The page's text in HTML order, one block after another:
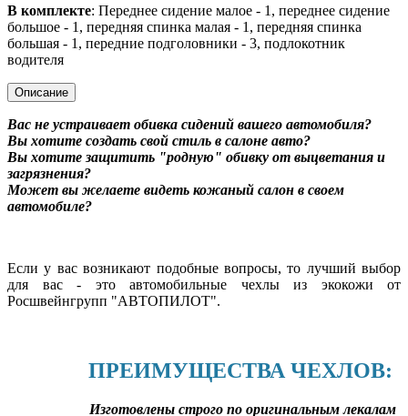
В комплекте: Переднее сидение малое - 1, переднее сидение
большое - 1, передняя спинка малая - 1, передняя спинка
большая - 1, передние подголовники - 3, подлокотник
водителя
Описание
Вас не устраивает обивка сидений вашего автомобиля?
Вы хотите создать свой стиль в салоне авто?
Вы хотите защитить "родную" обивку от выцветания и
загрязнения?
Может вы желаете видеть кожаный салон в своем
автомобиле?
Если у вас возникают подобные вопросы, то лучший выбор
для вас - это автомобильные чехлы из экокожи от
Росшвейнгрупп "АВТОПИЛОТ".
ПРЕИМУЩЕСТВА ЧЕХЛОВ:
Изготовлены строго по оригинальным лекалам